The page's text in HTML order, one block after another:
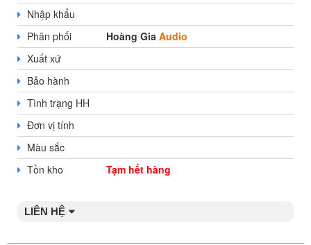
Nhập khẩu
Phân phối
Hoàng Gia Audio
Xuất xứ
Bảo hành
Tình trạng HH
Đơn vị tính
Màu sắc
Tồn kho
Tạm hết hàng
LIÊN HỆ